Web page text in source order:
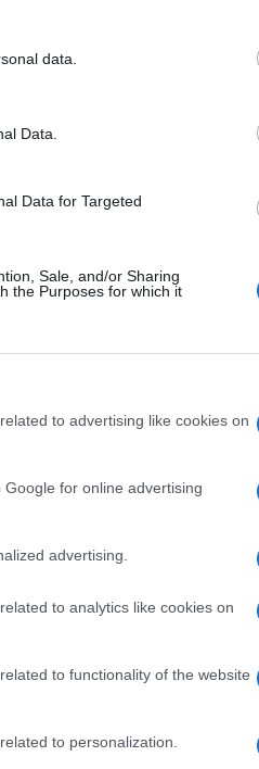
data.
Data.
Data for Targeted
Sale, and/or Sharing
the Purposes for which it
to advertising like cookies on
for online advertising
advertising.
to analytics like cookies on
to functionality of the website
to personalization.
come
essere
di un
interpreti
diverse
Tuttavia, come è
esempio, dove gli
l’Atlético ha
e creare
con solo quattro
ai risultati